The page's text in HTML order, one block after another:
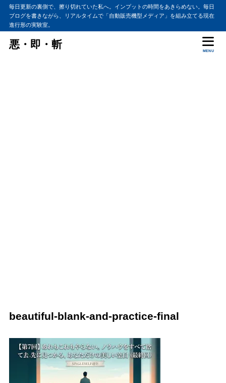
毎日更新の裏側で、擦り切れていた私へ。インプットの時間をあきらめない。毎日
ブログを書きながら、リアルタイムで「自動販売機型メディア」を組み立てる現在
進行形の実験室。
悪・即・斬
MENU
beautiful-blank-and-practice-final